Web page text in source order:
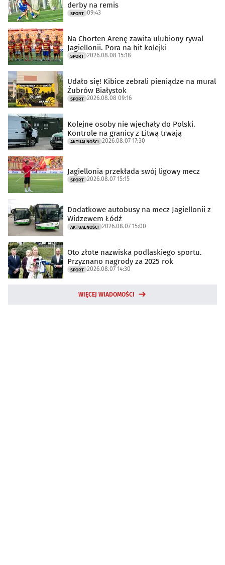
derby na remis
SPORT 09:43
Na Chorten Arenę zawita ulubiony rywal
Jagiellonii. Pora na hit kolejki
SPORT 2026.08.08 15:18
Udało się! Kibice zebrali pieniądze na mural
Żubrów Białystok
SPORT 2026.08.08 09:16
Kolejne osoby nie wjechały do Polski.
Kontrole na granicy z Litwą trwają
AKTUALNOŚCI 2026.08.07 17:30
Jagiellonia przekłada swój ligowy mecz
SPORT 2026.08.07 15:15
Dodatkowe autobusy na mecz Jagiellonii z
Widzewem Łódź
AKTUALNOŚCI 2026.08.07 15:00
Oto złote nazwiska podlaskiego sportu.
Przyznano nagrody za 2025 rok
SPORT 2026.08.07 14:30
WIĘCEJ WIADOMOŚCI